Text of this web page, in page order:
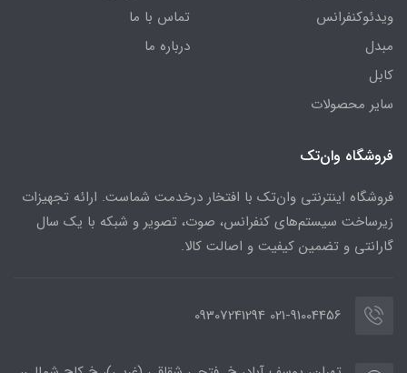
ویدئوکنفرانس
مبدل
کابل
سایر محصولات
تماس با ما
درباره ما
فروشگاه وان‌تک
فروشگاه اینترنتی وان‌تک با افتخار درخدمت شماست. ارائه تجهیزات
زیرساخت سیستم‌های کنفرانس، صوت، تصویر و شبکه با یک سال
گارانتی و تضمین کیفیت و اصالت کالا.
021-91004456 09307241294